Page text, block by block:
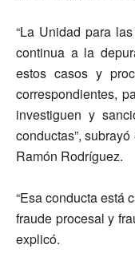
“La Unidad para
continua a la
estos casos y
correspondientes,
investiguen y
conductas”,
Ramón Rodríguez.
“Esa conducta está
fraude procesal y
explicó.